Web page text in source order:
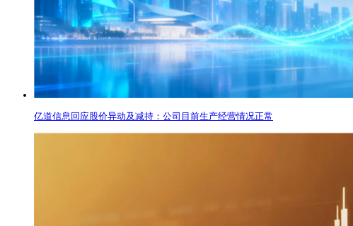
亿道信息回应股价异动及减持：公司目前生产经营情况正常